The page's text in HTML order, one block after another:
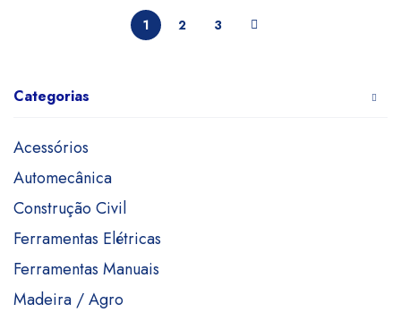
Categorias
Acessórios
Automecânica
Construção Civil
Ferramentas Elétricas
Ferramentas Manuais
Madeira / Agro
1 2 3